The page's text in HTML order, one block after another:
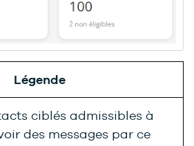
Légende
ciblés admissibles à
des messages par ce